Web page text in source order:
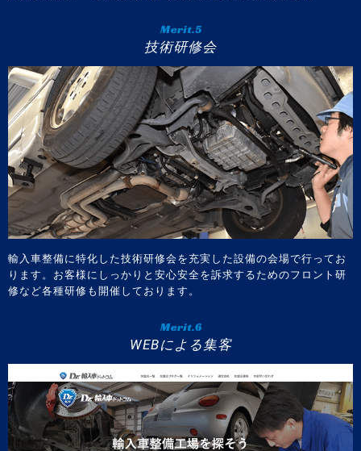
Merit.5
技術研修会
輸入車整備に特化した技術研修会を充実した設備の会場で行ってお
ります。お客様にしっかりと安心安全を訴求するためのフロント研
修など各種研修も開催しております。
Merit.6
WEBによる集客